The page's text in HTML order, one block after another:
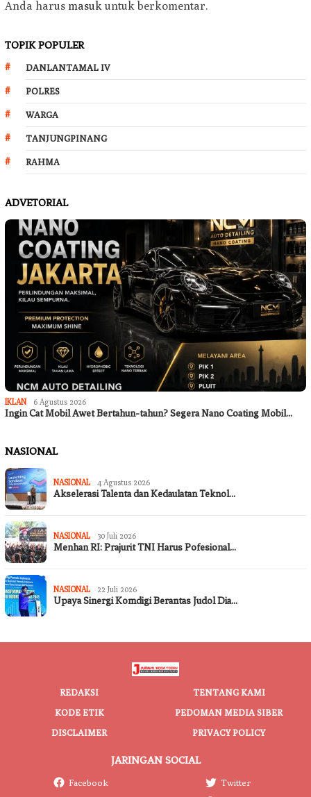
Anda harus masuk untuk berkomentar.
TOPIK POPULER
DANLANTAMAL IV
POLRES
WARGA
TANJUNGPINANG
RAHMA
ADVETORIAL
IKLAN 6 Agustus 2026
Ingin Cat Mobil Awet Bertahun-tahun? Segera Nano Coating Mobil…
NASIONAL
NASIONAL 4 Agustus 2026
Akselerasi Talenta dan Kedaulatan Teknol…
NASIONAL 30 Juli 2026
Menhan RI: Prajurit TNI Harus Pofesional…
NASIONAL 22 Juli 2026
Upaya Sinergi Komdigi Berantas Judol Dia…
REDAKSI
TENTANG KAMI
KODE ETIK
PEDOMAN MEDIA SIBER
DISCLAIMER
PRIVACY POLICY
JARINGAN SOCIAL
Facebook Twitter